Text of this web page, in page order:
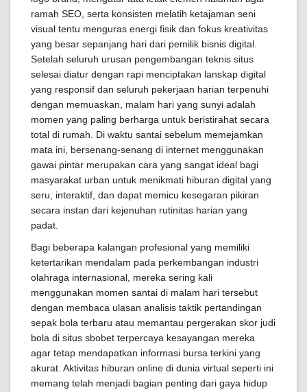
ramah SEO, serta konsisten melatih ketajaman seni
visual tentu menguras energi fisik dan fokus kreativitas
yang besar sepanjang hari dari pemilik bisnis digital.
Setelah seluruh urusan pengembangan teknis situs
selesai diatur dengan rapi menciptakan lanskap digital
yang responsif dan seluruh pekerjaan harian terpenuhi
dengan memuaskan, malam hari yang sunyi adalah
momen yang paling berharga untuk beristirahat secara
total di rumah. Di waktu santai sebelum memejamkan
mata ini, bersenang-senang di internet menggunakan
gawai pintar merupakan cara yang sangat ideal bagi
masyarakat urban untuk menikmati hiburan digital yang
seru, interaktif, dan dapat memicu kesegaran pikiran
secara instan dari kejenuhan rutinitas harian yang
padat.
Bagi beberapa kalangan profesional yang memiliki
ketertarikan mendalam pada perkembangan industri
olahraga internasional, mereka sering kali
menggunakan momen santai di malam hari tersebut
dengan membaca ulasan analisis taktik pertandingan
sepak bola terbaru atau memantau pergerakan skor judi
bola di situs sbobet terpercaya kesayangan mereka
agar tetap mendapatkan informasi bursa terkini yang
akurat. Aktivitas hiburan online di dunia virtual seperti ini
memang telah menjadi bagian penting dari gaya hidup